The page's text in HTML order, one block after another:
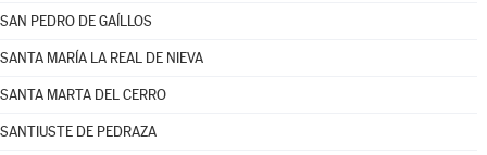
SAN PEDRO DE GAÍLLOS
SANTA MARÍA LA REAL DE NIEVA
SANTA MARTA DEL CERRO
SANTIUSTE DE PEDRAZA